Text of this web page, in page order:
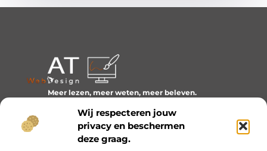
Wij respecteren jouw
privacy en beschermen
deze graag.
Meer lezen, meer weten, meer beleven.
het dagelijks leven boeiend maakt.
Bericht categorie